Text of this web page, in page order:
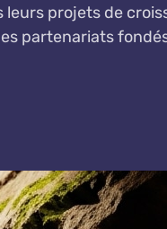
leurs projets de
partenariats